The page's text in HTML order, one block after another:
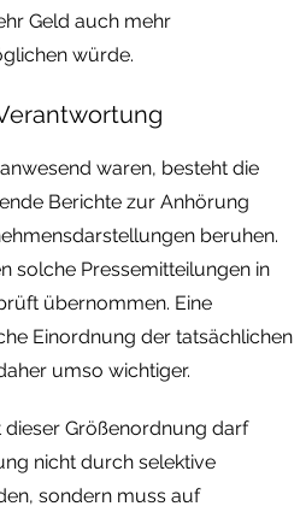
Geld auch mehr
würde.
waren, besteht die
Berichte zur Anhörung
beruhen.
solche Pressemitteilungen in
übernommen. Eine
Einordnung der tatsächlichen
umso wichtiger.
dieser Größenordnung darf
nicht durch selektive
sondern muss auf